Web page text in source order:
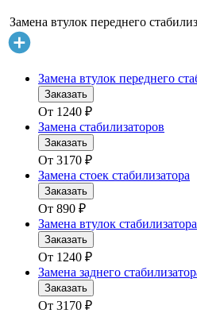
Замена втулок переднего
Замена втулок переднего
Заказать
От 1240 ₽
Замена стабилизаторов
Заказать
От 3170 ₽
Замена стоек стабилизатора
Заказать
От 890 ₽
Замена втулок стабилизатора
Заказать
От 1240 ₽
Замена заднего
Заказать
От 3170 ₽